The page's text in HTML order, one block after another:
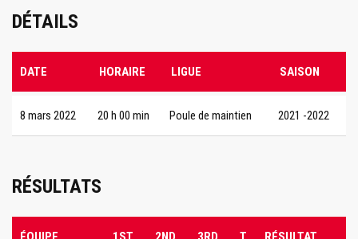
DÉTAILS
DATE HORAIRE LIGUE SAISON
8 mars 2022 20 h 00 min Poule de maintien 2021 -2022
RÉSULTATS